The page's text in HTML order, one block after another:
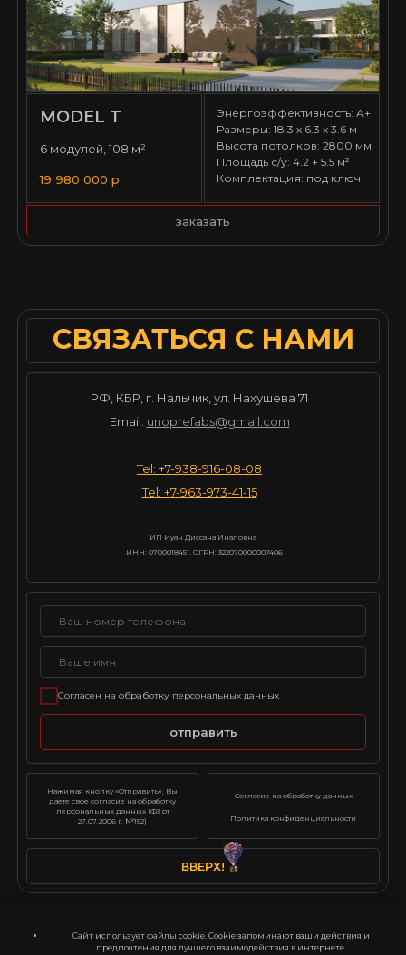
6 модулей, 108 м²
MODEL T
19 980 000 р.
Энергоэффективность: А+
Размеры: 18.3 х 6.3 х 3.6 м
Высота потолков: 2800 мм
Площадь с/у: 4.2 + 5.5 м²
Комплектация: под ключ
заказать
Политика конфиденциальности
ИП Иуан Диссана Иналовна
ИНН: 0700018451, ОГРН: 322070000007406
Нажимая кнопку «Отправить», Вы
даете свое согласие на обработку
персональных данных (ФЗ от
27.07.2006 г. №152)
СВЯЗАТЬСЯ С НАМИ
РФ, КБР, г. Нальчик, ул. Нахушева 71
Email: unoprefabs@gmail.com
Tel: +7-938-916-08-08
Tel: +7-963-973-41-15
Согласие на обработку данных
ВВЕРХ!
Согласен на обработку персональных данных
отправить
Сайт использует файлы cookie. Cookie запоминают ваши действия и
предпочтения для лучшего взаимодействия в интернете.